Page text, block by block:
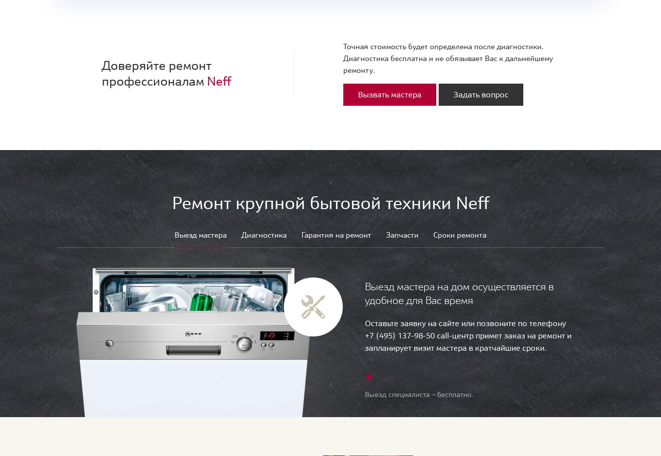
Доверяйте ремонт
профессионалам Neff
Точная стоимость будет определена после диагностики.
Диагностика бесплатна и не обязывает Вас к дальнейшему
ремонту.
Вызвать мастера Задать вопрос
Ремонт крупной бытовой техники Neff
Выезд мастера Диагностика Гарантия на ремонт Запчасти Сроки ремонта
Выезд мастера на дом осуществляется в
удобное для Вас время
Оставьте заявку на сайте или позвоните по телефону
+7 (495) 137-98-50 call-центр примет заказ на ремонт и
запланирует визит мастера в кратчайшие сроки.
Выезд специалиста — бесплатно.